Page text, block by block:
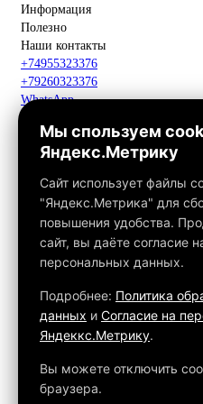
Информация
Полезно
Наши контакты
+74955323376
+79260323376
WhatsApp
Макс
info@fox-kamin.ru
Наш адрес
Московская область, г.
офис 113
Работаем с 10:00 до 18:00
Связаться с нами
Обращаем ваше внимание на то,
также вся информация о
нём, носит исключительно
каких условиях не является
Мы спользуем
Яндекс.Метрику
Сайт использует файлы
"Яндекс.Метрика" для
повышения удобства.
сайт, вы даёте согласие
персональных данных.
Подробнее: Политика
данных и Согласие на
Яндеккс.Метрику.
Вы можете отключить
браузера.